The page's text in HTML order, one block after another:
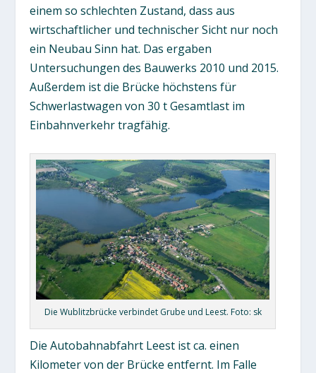
einem so schlechten Zustand, dass aus
wirtschaftlicher und technischer Sicht nur noch
ein Neubau Sinn hat. Das ergaben
Untersuchungen des Bauwerks 2010 und 2015.
Außerdem ist die Brücke höchstens für
Schwerlastwagen von 30 t Gesamtlast im
Einbahnverkehr tragfähig.
Die Wublitzbrücke verbindet Grube und Leest. Foto: sk
Die Autobahnabfahrt Leest ist ca. einen
Kilometer von der Brücke entfernt. Im Falle